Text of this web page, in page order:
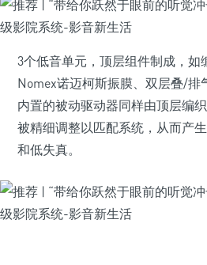
3个低音单元，顶层组件制成，如
Nomex诺迈柯斯振膜、双层叠/排
内置的被动驱动器同样由顶层编
被精细调整以匹配系统，从而产
和低失真。